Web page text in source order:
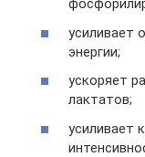
усиливает
энергии;
ускоряет
лактатов;
усиливает